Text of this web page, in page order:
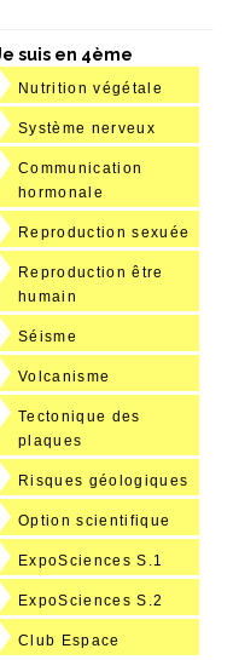
suis en 4ème
Nutrition végétale
Système nerveux
Communication
hormonale
Reproduction sexuée
Reproduction être
humain
Séisme
Volcanisme
Tectonique des
plaques
Risques géologiques
Option scientifique
ExpoSciences S.1
ExpoSciences S.2
Club Espace